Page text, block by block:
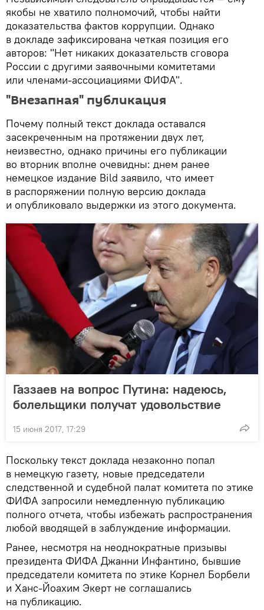
якобы не хватило полномочий, чтобы найти
доказательства фактов коррупции. Однако
в докладе зафиксирована четкая позиция его
авторов: "Нет никаких доказательств сговора
России с другими заявочными комитетами
или членами-ассоциациями ФИФА".
"Внезапная" публикация
Почему полный текст доклада оставался
засекреченным на протяжении двух лет,
неизвестно, однако причины его публикации
во вторник вполне очевидны: днем ранее
немецкое издание Bild заявило, что имеет
в распоряжении полную версию доклада
и опубликовало выдержки из этого документа.
Газзаев на вопрос Путина: надеюсь,
болельщики получат удовольствие
15 июня 2017, 17:29
Поскольку текст доклада незаконно попал
в немецкую газету, новые председатели
следственной и судебной палат комитета по этике
ФИФА запросили немедленную публикацию
полного отчета, чтобы избежать распространения
любой вводящей в заблуждение информации.
Ранее, несмотря на неоднократные призывы
президента ФИФА Джанни Инфантино, бывшие
председатели комитета по этике Корнел Борбели
и Ханс-Йоахим Экерт не соглашались
на публикацию.